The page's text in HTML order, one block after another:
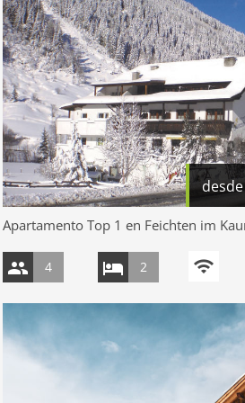
Apartamento Top 1 en Feichten im
4 2